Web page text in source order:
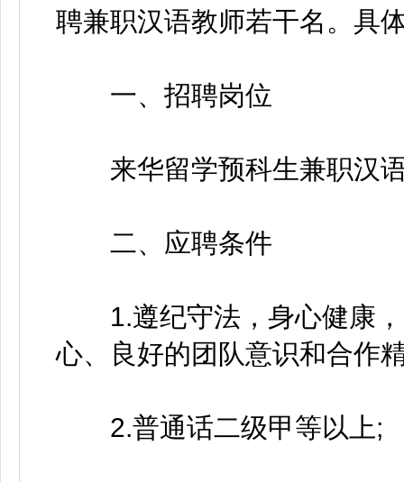
聘兼职汉语教师若干名。具
一、招聘岗位
来华留学预科生兼职汉
二、应聘条件
1.遵纪守法，身心健康，
心、良好的团队意识和合作
2.普通话二级甲等以上;